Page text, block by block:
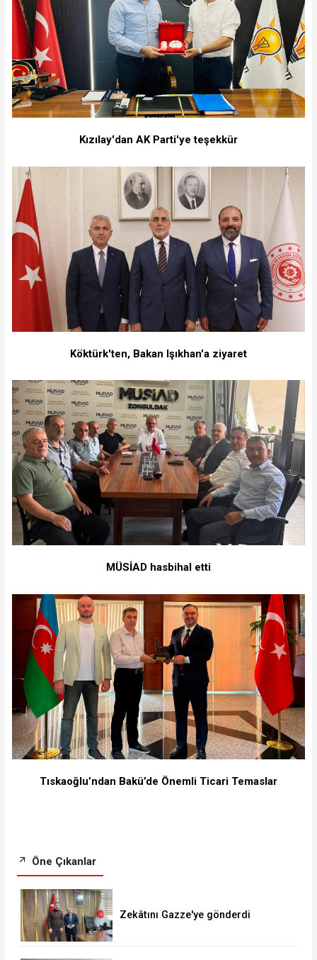
Kızılay'dan AK Parti'ye teşekkür
Köktürk'ten, Bakan Işıkhan'a ziyaret
MÜSİAD hasbihal etti
Tıskaoğlu’ndan Bakü’de Önemli Ticari Temaslar
Öne Çıkanlar
Zekâtını Gazze'ye gönderdi